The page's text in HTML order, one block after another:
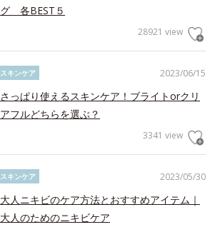
グ 各BEST５
28921 view
2023/06/15
スキンケア
さっぱり使えるスキンケア！ブライトorクリ
アフルどちらを選ぶ？
3341 view
2023/05/30
スキンケア
大人ニキビのケア方法とおすすめアイテム｜
大人のためのニキビケア